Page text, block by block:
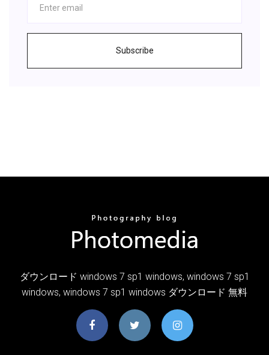
Subscribe
ダウンロード windows 7 sp1 windows, windows 7 sp1
windows, windows 7 sp1 windows ダウンロード 無料